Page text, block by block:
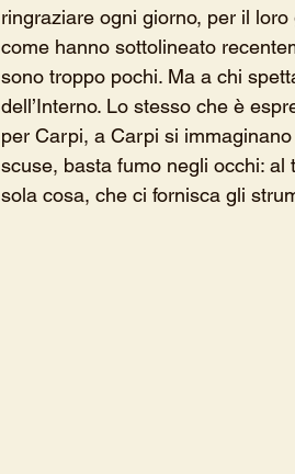
ringraziare ogni giorno, per il
come hanno sottolineato
sono troppo pochi. Ma a chi
dell’Interno. Lo stesso che è
per Carpi, a Carpi si
scuse, basta fumo negli occhi:
sola cosa, che ci fornisca gli